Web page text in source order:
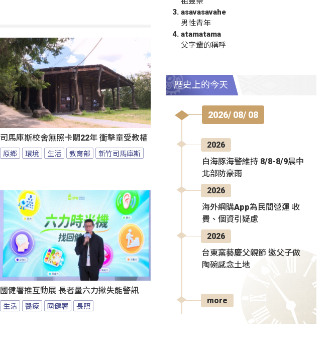
司馬庫斯校舍無照卡關22年 衝擊童受教權
原鄉 環境 生活 教育部 新竹司馬庫斯
國健署推互動展 長者量六力揪失能警訊
生活 醫療 國健署 長照
asavasavahe
男性青年
atamatama
父字輩的稱呼
歷史上的今天
2026/ 08/ 08
2026
白海豚海警維持 8/8-8/9晨中
北部防豪雨
2026
海外網購App為民間營運 收
費、個資引疑慮
2026
台東窯藝慶父親節 邀父子做
陶碗感念土地
more